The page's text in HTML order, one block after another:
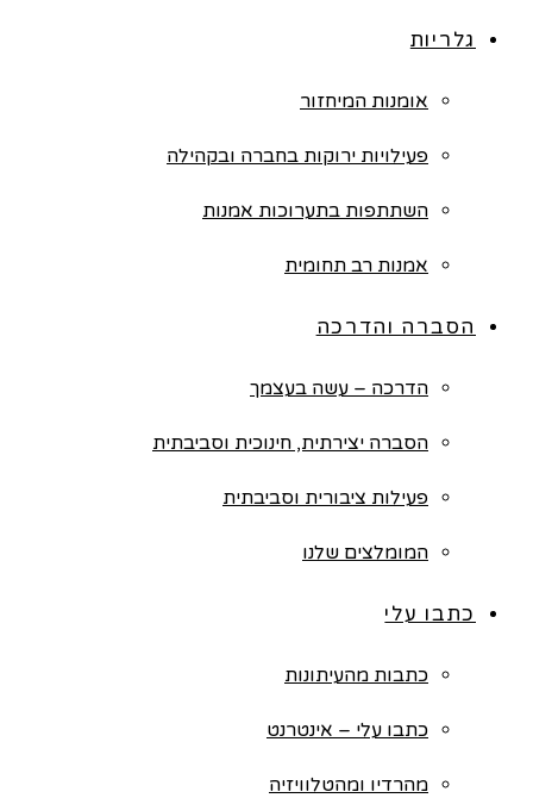
גלריות
אומנות המיחזור
פעילויות ירוקות בחברה ובקהילה
השתתפות בתערוכות אמנות
אמנות רב תחומית
הסברה והדרכה
הדרכה – עשה בעצמך
הסברה יצירתית, חינוכית וסביבתית
פעילות ציבורית וסביבתית
המומלצים שלנו
כתבו עלי
כתבות מהעיתונות
כתבו עלי – אינטרנט
מהרדיו ומהטלוויזיה